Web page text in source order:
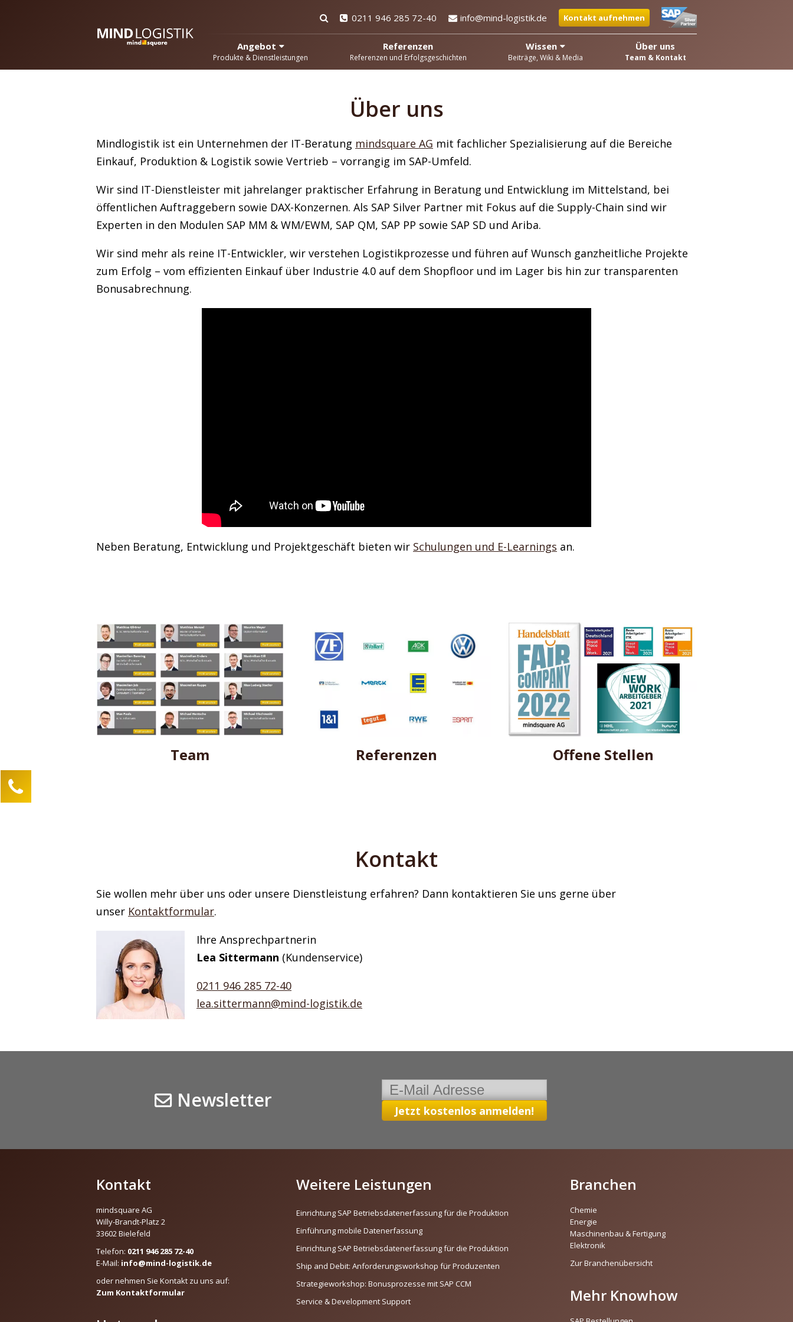
0211 946 285 72-40 info@mind-logistik.de Kontakt aufnehmen
Angebot
Produkte & Dienstleistungen
Referenzen
Referenzen und Erfolgsgeschichten
Wissen
Beiträge, Wiki & Media
Über uns
Team & Kontakt
Über uns
Mindlogistik ist ein Unternehmen der IT-Beratung mindsquare AG mit fachlicher Spezialisierung auf die Bereiche
Einkauf, Produktion & Logistik sowie Vertrieb – vorrangig im SAP-Umfeld.
Wir sind IT-Dienstleister mit jahrelanger praktischer Erfahrung in Beratung und Entwicklung im Mittelstand, bei
öffentlichen Auftraggebern sowie DAX-Konzernen. Als SAP Silver Partner mit Fokus auf die Supply-Chain sind wir
Experten in den Modulen SAP MM & WM/EWM, SAP QM, SAP PP sowie SAP SD und Ariba.
Wir sind mehr als reine IT-Entwickler, wir verstehen Logistikprozesse und führen auf Wunsch ganzheitliche Projekte
zum Erfolg – vom effizienten Einkauf über Industrie 4.0 auf dem Shopfloor und im Lager bis hin zur transparenten
Bonusabrechnung.
Neben Beratung, Entwicklung und Projektgeschäft bieten wir Schulungen und E-Learnings an.
Team Referenzen Offene Stellen
Kontakt
Sie wollen mehr über uns oder unsere Dienstleistung erfahren? Dann kontaktieren Sie uns gerne über
unser Kontaktformular.
Ihre Ansprechpartnerin
Lea Sittermann (Kundenservice)
0211 946 285 72-40
lea.sittermann@mind-logistik.de
Newsletter
Kontakt
mindsquare AG
Willy-Brandt-Platz 2
33602 Bielefeld
Telefon: 0211 946 285 72-40
E-Mail: info@mind-logistik.de
oder nehmen Sie Kontakt zu uns auf:
Zum Kontaktformular
Weitere Leistungen
Einrichtung SAP Betriebsdatenerfassung für die Produktion
Einführung mobile Datenerfassung
Einrichtung SAP Betriebsdatenerfassung für die Produktion
Ship and Debit: Anforderungsworkshop für Produzenten
Strategieworkshop: Bonusprozesse mit SAP CCM
Service & Development Support
Branchen
Chemie
Energie
Maschinenbau & Fertigung
Elektronik
Zur Branchenübersicht
Mehr Knowhow